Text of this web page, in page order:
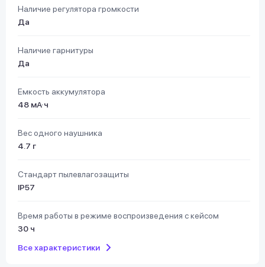
Наличие регулятора громкости
Да
Наличие гарнитуры
Да
Емкость аккумулятора
48 мА·ч
Вес одного наушника
4.7 г
Стандарт пылевлагозащиты
IP57
Время работы в режиме воспроизведения с кейсом
30 ч
Все характеристики